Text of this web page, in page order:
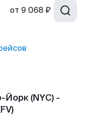
от 9 068 ₽
(NYC) -